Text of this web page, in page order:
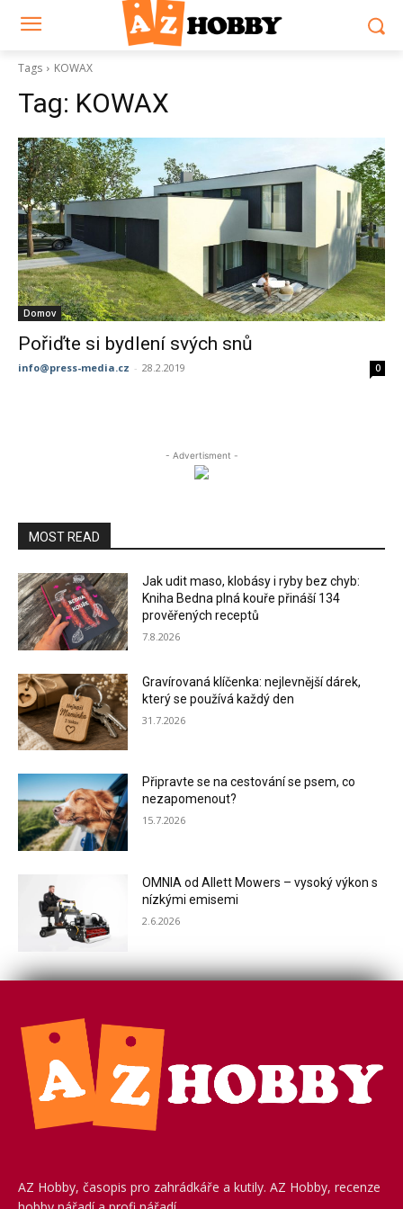
Tags KOWAX
Tag: KOWAX
Domov
Pořiďte si bydlení svých snů
info@press-media.cz - 28.2.2019 0
- Advertisment -
MOST READ
Jak udit maso, klobásy i ryby bez chyb:
Kniha Bedna plná kouře přináší 134
prověřených receptů
7.8.2026
Gravírovaná klíčenka: nejlevnější dárek,
který se používá každý den
31.7.2026
Připravte se na cestování se psem, co
nezapomenout?
15.7.2026
OMNIA od Allett Mowers – vysoký výkon s
nízkými emisemi
2.6.2026
AZ Hobby, časopis pro zahrádkáře a kutily. AZ Hobby, recenze